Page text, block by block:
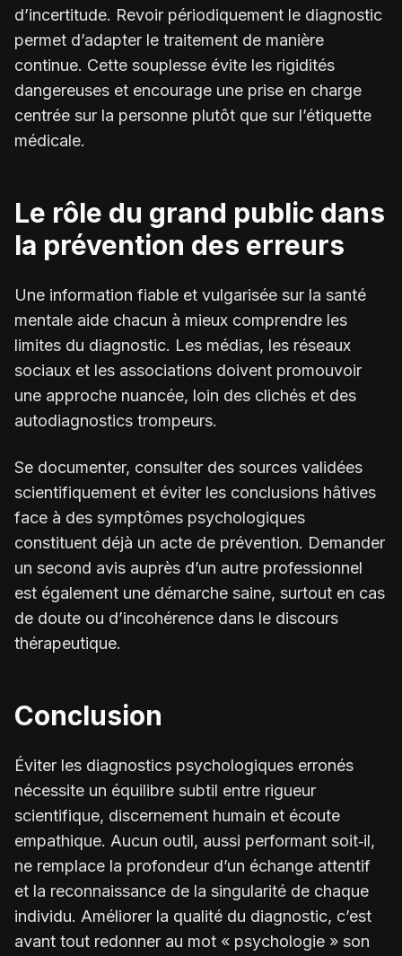
d’incertitude. Revoir périodiquement le diagnostic
permet d’adapter le traitement de manière
continue. Cette souplesse évite les rigidités
dangereuses et encourage une prise en charge
centrée sur la personne plutôt que sur l’étiquette
médicale.
Le rôle du grand public dans
la prévention des erreurs
Une information fiable et vulgarisée sur la santé
mentale aide chacun à mieux comprendre les
limites du diagnostic. Les médias, les réseaux
sociaux et les associations doivent promouvoir
une approche nuancée, loin des clichés et des
autodiagnostics trompeurs.
Se documenter, consulter des sources validées
scientifiquement et éviter les conclusions hâtives
face à des symptômes psychologiques
constituent déjà un acte de prévention. Demander
un second avis auprès d’un autre professionnel
est également une démarche saine, surtout en cas
de doute ou d’incohérence dans le discours
thérapeutique.
Conclusion
Éviter les diagnostics psychologiques erronés
nécessite un équilibre subtil entre rigueur
scientifique, discernement humain et écoute
empathique. Aucun outil, aussi performant soit‑il,
ne remplace la profondeur d’un échange attentif
et la reconnaissance de la singularité de chaque
individu. Améliorer la qualité du diagnostic, c’est
avant tout redonner au mot « psychologie » son